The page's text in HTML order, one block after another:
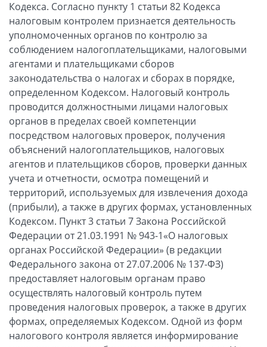
Кодекса. Согласно пункту 1 статьи 82 Кодекса
налоговым контролем признается деятельность
уполномоченных органов по контролю за
соблюдением налогоплательщиками, налоговыми
агентами и плательщиками сборов
законодательства о налогах и сборах в порядке,
определенном Кодексом. Налоговый контроль
проводится должностными лицами налоговых
органов в пределах своей компетенции
посредством налоговых проверок, получения
объяснений налогоплательщиков, налоговых
агентов и плательщиков сборов, проверки данных
учета и отчетности, осмотра помещений и
территорий, используемых для извлечения дохода
(прибыли), а также в других формах, установленных
Кодексом. Пункт 3 статьи 7 Закона Российской
Федерации от 21.03.1991 № 943-1«О налоговых
органах Российской Федерации» (в редакции
Федерального закона от 27.07.2006 № 137-ФЗ)
предоставляет налоговым органам право
осуществлять налоговый контроль путем
проведения налоговых проверок, а также в других
формах, определяемых Кодексом. Одной из форм
налогового контроля является информирование